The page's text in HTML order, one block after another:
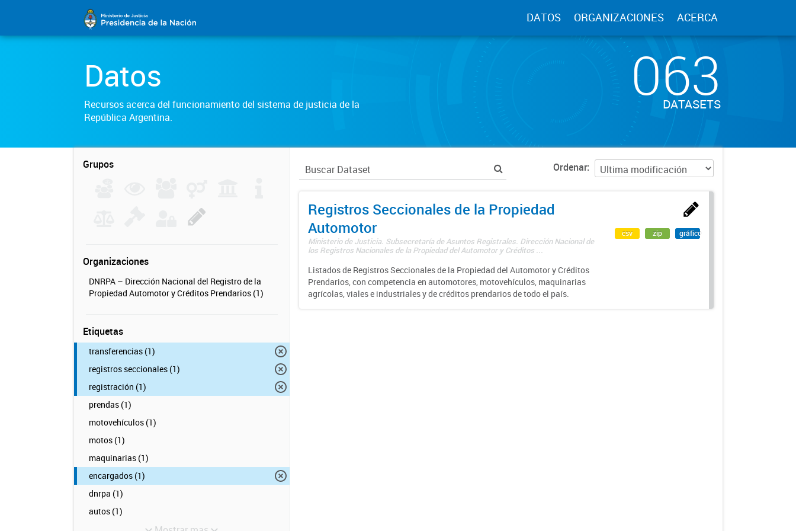
DATOS ORGANIZACIONES ACERCA
Datos
Recursos acerca del funcionamiento del sistema de justicia de la
República Argentina.
063
DATASETS
Grupos
Organizaciones
DNRPA – Dirección Nacional del Registro de la
Propiedad Automotor y Créditos Prendarios (1)
Etiquetas
transferencias (1)
registros seccionales (1)
registración (1)
prendas (1)
motovehículos (1)
motos (1)
maquinarias (1)
encargados (1)
dnrpa (1)
autos (1)
Ordenar
Registros Seccionales de la Propiedad
Automotor
Ministerio de Justicia. Subsecretaría de Asuntos Registrales. Dirección Nacional de
los Registros Nacionales de la Propiedad del Automotor y Créditos ...
Listados de Registros Seccionales de la Propiedad del Automotor y Créditos
Prendarios, con competencia en automotores, motovehículos, maquinarias
agrícolas, viales e industriales y de créditos prendarios de todo el país.
csv zip gráfico